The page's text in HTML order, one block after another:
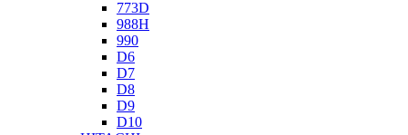
773D
988H
990
D6
D7
D8
D9
D10